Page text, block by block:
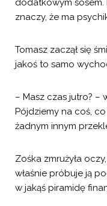
dodatkowym sosem.
znaczy, że ma
Tomasz zaczął się
jakoś to samo
– Masz czas jutro? –
Pójdziemy na coś,
żadnym innym
Zośka zmrużyła
właśnie próbuje ją
w jakąś piramidę